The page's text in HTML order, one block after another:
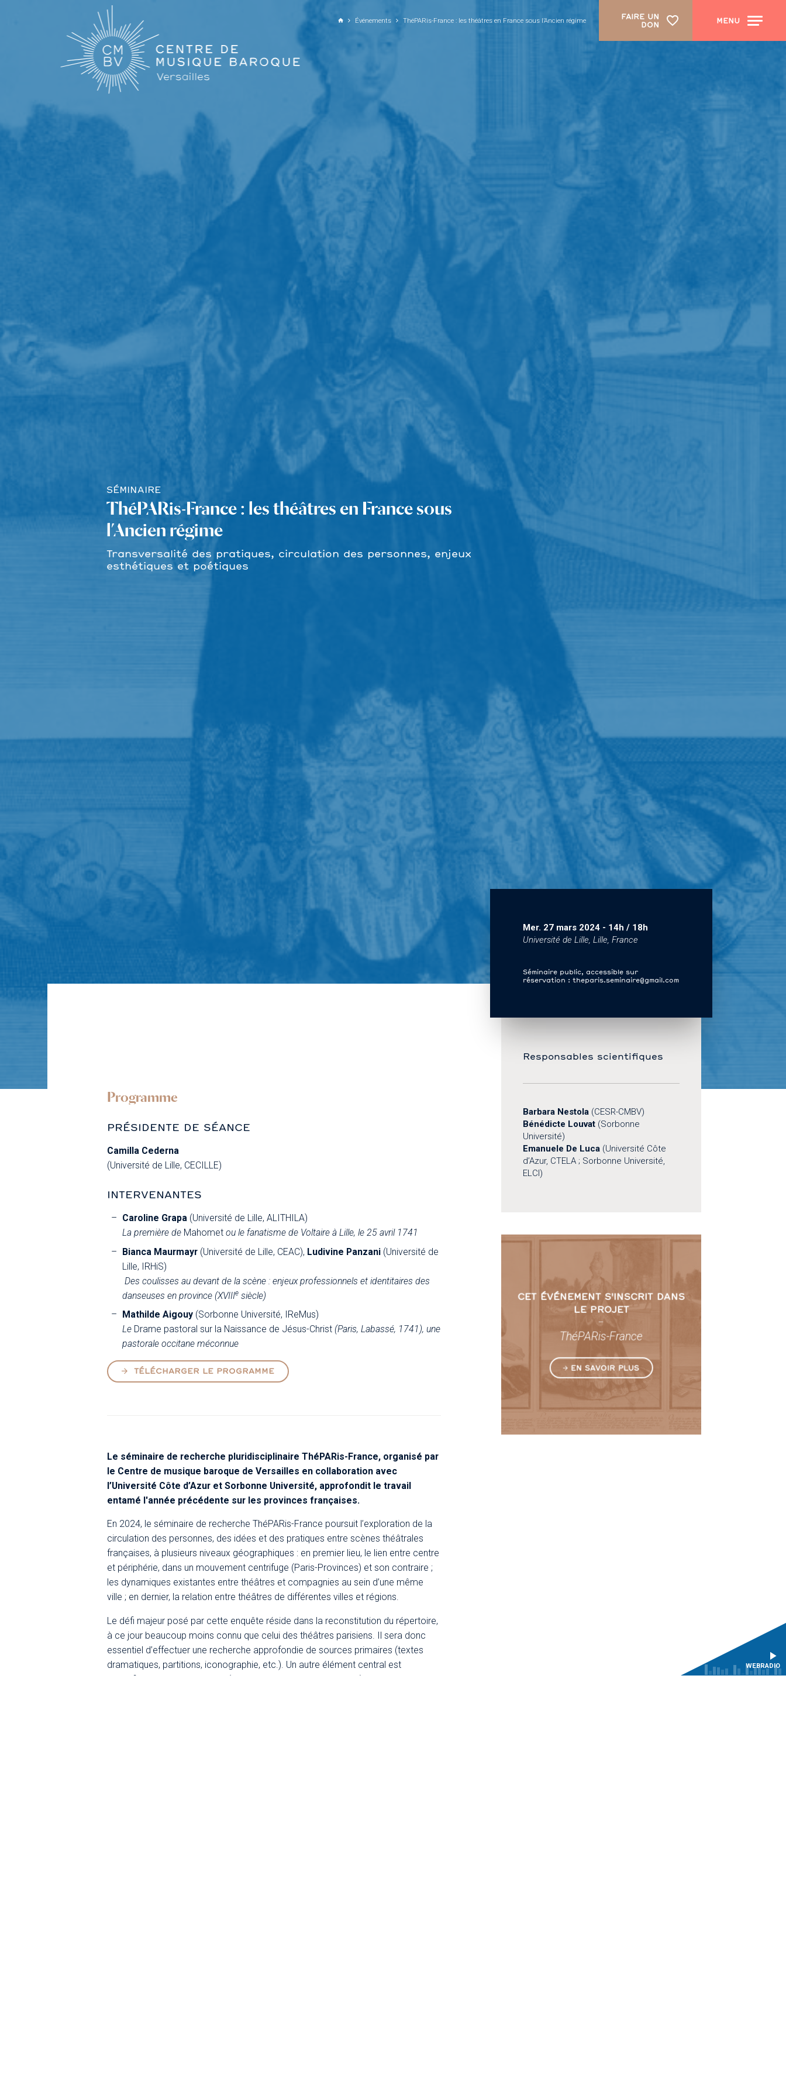
ALLER AU CONTENU PRINCIPAL
Événements ThéPARis-France : les théâtres en France sous l’Ancien régime
SÉMINAIRE
ThéPARis-France : les théâtres en France sous
l’Ancien régime
Transversalité des pratiques, circulation des personnes, enjeux
esthétiques et poétiques
Programme
PRÉSIDENTE DE SÉANCE
Camilla Cederna
(Université de Lille, CECILLE)
INTERVENANTES
Caroline Grapa(Université de Lille, ALITHILA)
La première de Mahometou le fanatisme de Voltaire à Lille, le25 avril 1741
Bianca Maurmayr (Université de Lille, CEAC), Ludivine Panzani(Université de
Lille, IRHiS)
Des coulisses au devant de la scène : enjeux professionnels et identitaires des
danseuses en province (XVIIIesiècle)
Mathilde Aigouy(Sorbonne Université, IReMus)
Le Drame pastoral sur la Naissance de Jésus-Christ(Paris, Labassé, 1741), une
pastorale occitane méconnue
TÉLÉCHARGER LE PROGRAMME
Le séminaire de recherche pluridisciplinaire ThéPARis-France, organisé par
le Centre de musique baroque de Versailles en collaboration avec
l’Université Côte d’Azur et Sorbonne Université, approfondit le travail
entamé l'année précédente sur les provinces françaises.
En 2024, le séminaire de recherche ThéPARis-France poursuit l’exploration de la
circulation des personnes, des idées et des pratiques entre scènes théâtrales
françaises, à plusieurs niveaux géographiques : en premier lieu, le lien entre centre
et périphérie, dans un mouvement centrifuge (Paris-Provinces) et son contraire ;
les dynamiques existantes entre théâtres et compagnies au sein d’une même
ville ; en dernier, la relation entre théâtres de différentes villes et régions.
Le défi majeur posé par cette enquête réside dans la reconstitution du répertoire,
à ce jour beaucoup moins connu que celui des théâtres parisiens. Il sera donc
essentiel d’effectuer une recherche approfondie de sources primaires (textes
dramatiques, partitions, iconographie, etc.). Un autre élément central est
Mer. 27 mars 2024 - 14h / 18h
Université de Lille, Lille, France
Séminaire public, accessible sur
réservation : theparis.seminaire@gmail.com
Responsables scientifiques
Barbara Nestola (CESR-CMBV)
Bénédicte Louvat (Sorbonne
Université)
Emanuele De Luca (Université Côte
d’Azur, CTELA ; Sorbonne Université,
ELCI)
CET ÉVÉNEMENT S'INSCRIT DANS
LE PROJET
–
ThéPARis-France
EN SAVOIR PLUS
WEBRADIO
FAIRE UN
DON
MENU